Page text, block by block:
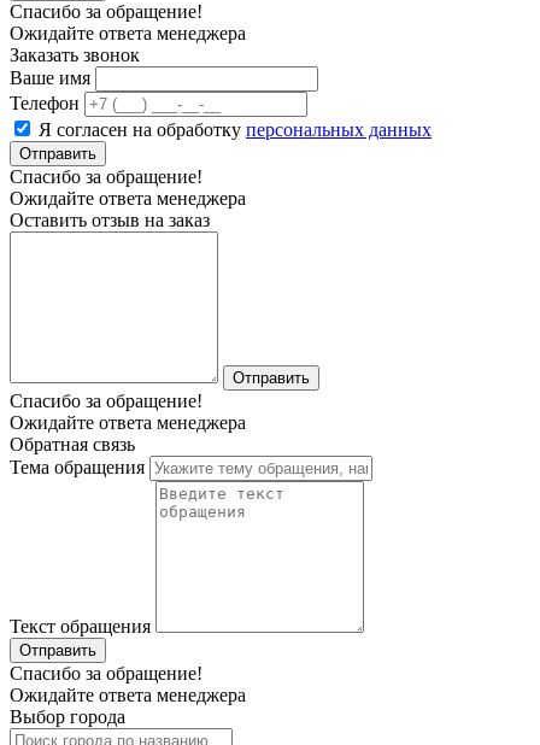
Спасибо за обращение!
Ожидайте ответа менеджера
Заказать звонок
Ваше имя
Телефон
Я согласен на обработку персональных данных
Отправить
Спасибо за обращение!
Ожидайте ответа менеджера
Оставить отзыв на заказ
Отправить
Спасибо за обращение!
Ожидайте ответа менеджера
Обратная связь
Тема обращения
Текст обращения
Отправить
Спасибо за обращение!
Ожидайте ответа менеджера
Выбор города